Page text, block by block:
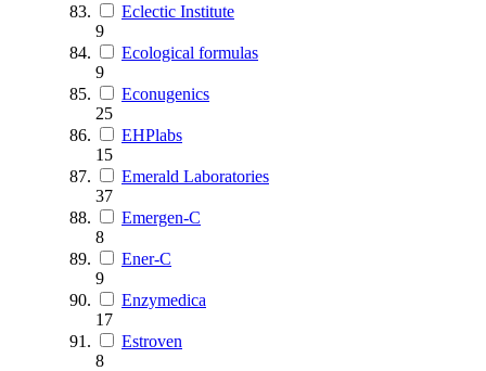
Eclectic Institute
9
Ecological formulas
9
Econugenics
25
EHPlabs
15
Emerald Laboratories
37
Emergen-C
8
Ener-C
9
Enzymedica
17
Estroven
8